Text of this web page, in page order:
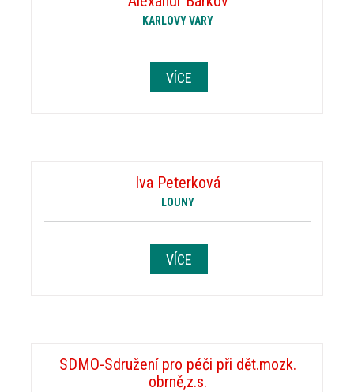
KARLOVY VARY
VÍCE
Iva Peterková
LOUNY
VÍCE
SDMO-Sdružení pro péči při dět.mozk.
obrně,z.s.